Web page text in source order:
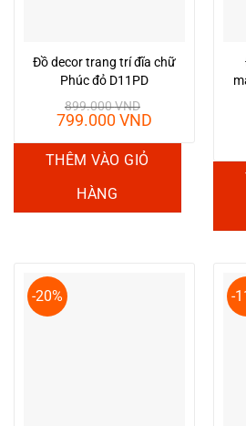
Đồ decor trang trí đĩa chữ
Phúc đỏ D11PD
899.000VND
Giá
là:
899.000 VND.
799.000VND
799.000
THÊM VÀO GIỎ
HÀNG
-20% -